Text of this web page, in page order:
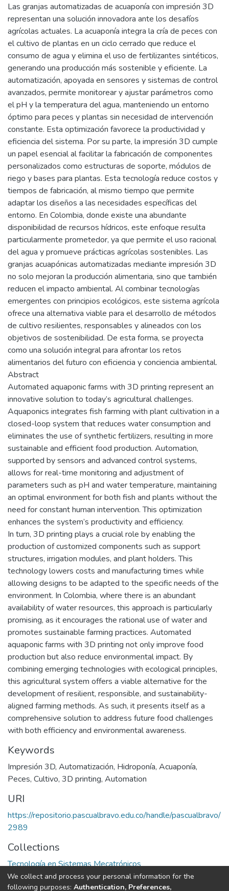
Las granjas automatizadas de acuaponía con impresión 3D
representan una solución innovadora ante los desafíos
agrícolas actuales. La acuaponía integra la cría de peces con
el cultivo de plantas en un ciclo cerrado que reduce el
consumo de agua y elimina el uso de fertilizantes sintéticos,
generando una producción más sostenible y eficiente. La
automatización, apoyada en sensores y sistemas de control
avanzados, permite monitorear y ajustar parámetros como
el pH y la temperatura del agua, manteniendo un entorno
óptimo para peces y plantas sin necesidad de intervención
constante. Esta optimización favorece la productividad y
eficiencia del sistema. Por su parte, la impresión 3D cumple
un papel esencial al facilitar la fabricación de componentes
personalizados como estructuras de soporte, módulos de
riego y bases para plantas. Esta tecnología reduce costos y
tiempos de fabricación, al mismo tiempo que permite
adaptar los diseños a las necesidades específicas del
entorno. En Colombia, donde existe una abundante
disponibilidad de recursos hídricos, este enfoque resulta
particularmente prometedor, ya que permite el uso racional
del agua y promueve prácticas agrícolas sostenibles. Las
granjas acuapónicas automatizadas mediante impresión 3D
no solo mejoran la producción alimentaria, sino que también
reducen el impacto ambiental. Al combinar tecnologías
emergentes con principios ecológicos, este sistema agrícola
ofrece una alternativa viable para el desarrollo de métodos
de cultivo resilientes, responsables y alineados con los
objetivos de sostenibilidad. De esta forma, se proyecta
como una solución integral para afrontar los retos
alimentarios del futuro con eficiencia y conciencia ambiental.
Abstract
Automated aquaponic farms with 3D printing represent an
innovative solution to today’s agricultural challenges.
Aquaponics integrates fish farming with plant cultivation in a
closed-loop system that reduces water consumption and
eliminates the use of synthetic fertilizers, resulting in more
sustainable and efficient food production. Automation,
supported by sensors and advanced control systems,
allows for real-time monitoring and adjustment of
parameters such as pH and water temperature, maintaining
an optimal environment for both fish and plants without the
need for constant human intervention. This optimization
enhances the system’s productivity and efficiency.
In turn, 3D printing plays a crucial role by enabling the
production of customized components such as support
structures, irrigation modules, and plant holders. This
technology lowers costs and manufacturing times while
allowing designs to be adapted to the specific needs of the
environment. In Colombia, where there is an abundant
availability of water resources, this approach is particularly
promising, as it encourages the rational use of water and
promotes sustainable farming practices. Automated
aquaponic farms with 3D printing not only improve food
production but also reduce environmental impact. By
combining emerging technologies with ecological principles,
this agricultural system offers a viable alternative for the
development of resilient, responsible, and sustainability-
aligned farming methods. As such, it presents itself as a
comprehensive solution to address future food challenges
with both efficiency and environmental awareness.
Keywords
Impresión 3D, Automatización, Hidroponía, Acuaponía,
Peces, Cultivo, 3D printing, Automation
URI
https://repositorio.pascualbravo.edu.co/handle/pascualbravo/
2989
Collections
Tecnología en Sistemas Mecatrónicos
Full item page
We collect and process your personal information for the
following purposes: Authentication, Preferences,